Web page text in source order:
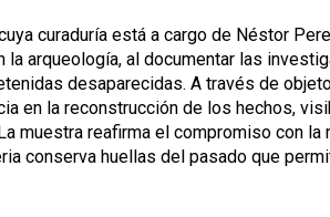
curaduría está a cargo de Néstor
la arqueología, al documentar las
desaparecidas. A través de
en la reconstrucción de los hechos,
muestra reafirma el compromiso con
conserva huellas del pasado que